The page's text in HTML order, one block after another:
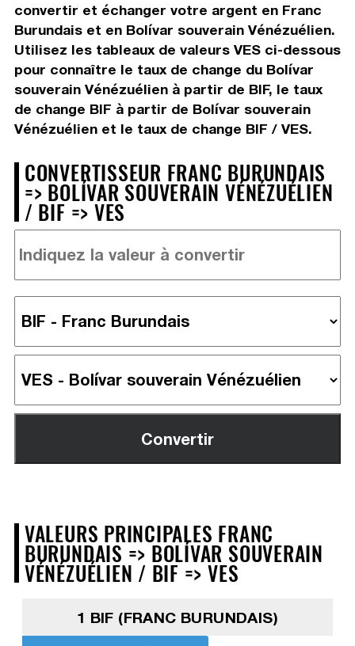
convertir et échanger votre argent en Franc
Burundais et en Bolívar souverain Vénézuélien.
Utilisez les tableaux de valeurs VES ci-dessous
pour connaître le taux de change du Bolívar
souverain Vénézuélien à partir de BIF, le taux
de change BIF à partir de Bolívar souverain
Vénézuélien et le taux de change BIF / VES.
CONVERTISSEUR FRANC BURUNDAIS
=> BOLÍVAR SOUVERAIN VÉNÉZUÉLIEN
/ BIF => VES
VALEURS PRINCIPALES FRANC
BURUNDAIS => BOLÍVAR SOUVERAIN
VÉNÉZUÉLIEN / BIF => VES
1 BIF (FRANC BURUNDAIS)